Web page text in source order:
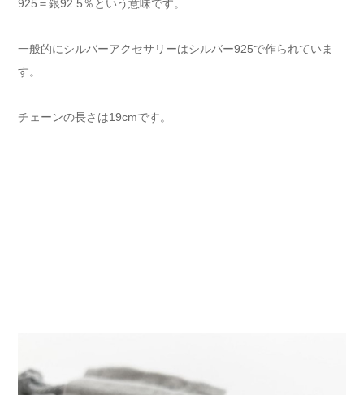
925＝銀92.5％という意味です。
一般的にシルバーアクセサリーはシルバー925で作られていま
す。
チェーンの長さは19cmです。